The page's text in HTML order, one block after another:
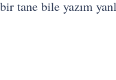
tane bile yazım